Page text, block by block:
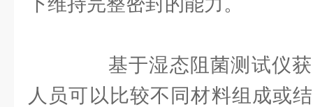
基于湿态阻菌测试仪获
人员可以比较不同材料组成或